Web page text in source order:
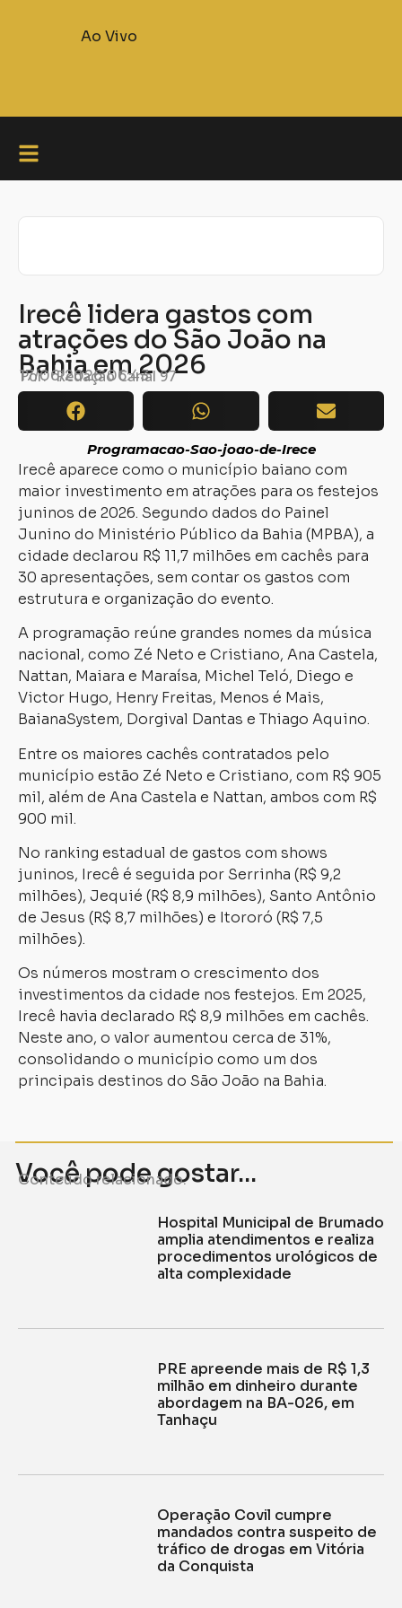
Ao Vivo
Irecê lidera gastos com
atrações do São João na
Bahia em 2026
Por: Redação Canal 97
17/06/2026 06:43
Programacao-Sao-joao-de-Irece
Irecê aparece como o município baiano com
maior investimento em atrações para os festejos
juninos de 2026. Segundo dados do Painel
Junino do Ministério Público da Bahia (MPBA), a
cidade declarou R$ 11,7 milhões em cachês para
30 apresentações, sem contar os gastos com
estrutura e organização do evento.
A programação reúne grandes nomes da música
nacional, como Zé Neto e Cristiano, Ana Castela,
Nattan, Maiara e Maraísa, Michel Teló, Diego e
Victor Hugo, Henry Freitas, Menos é Mais,
BaianaSystem, Dorgival Dantas e Thiago Aquino.
Entre os maiores cachês contratados pelo
município estão Zé Neto e Cristiano, com R$ 905
mil, além de Ana Castela e Nattan, ambos com R$
900 mil.
No ranking estadual de gastos com shows
juninos, Irecê é seguida por Serrinha (R$ 9,2
milhões), Jequié (R$ 8,9 milhões), Santo Antônio
de Jesus (R$ 8,7 milhões) e Itororó (R$ 7,5
milhões).
Os números mostram o crescimento dos
investimentos da cidade nos festejos. Em 2025,
Irecê havia declarado R$ 8,9 milhões em cachês.
Neste ano, o valor aumentou cerca de 31%,
consolidando o município como um dos
principais destinos do São João na Bahia.
Você pode gostar...
Conteúdo relacionado.
Hospital Municipal de Brumado
amplia atendimentos e realiza
procedimentos urológicos de
alta complexidade
PRE apreende mais de R$ 1,3
milhão em dinheiro durante
abordagem na BA-026, em
Tanhaçu
Operação Covil cumpre
mandados contra suspeito de
tráfico de drogas em Vitória
da Conquista